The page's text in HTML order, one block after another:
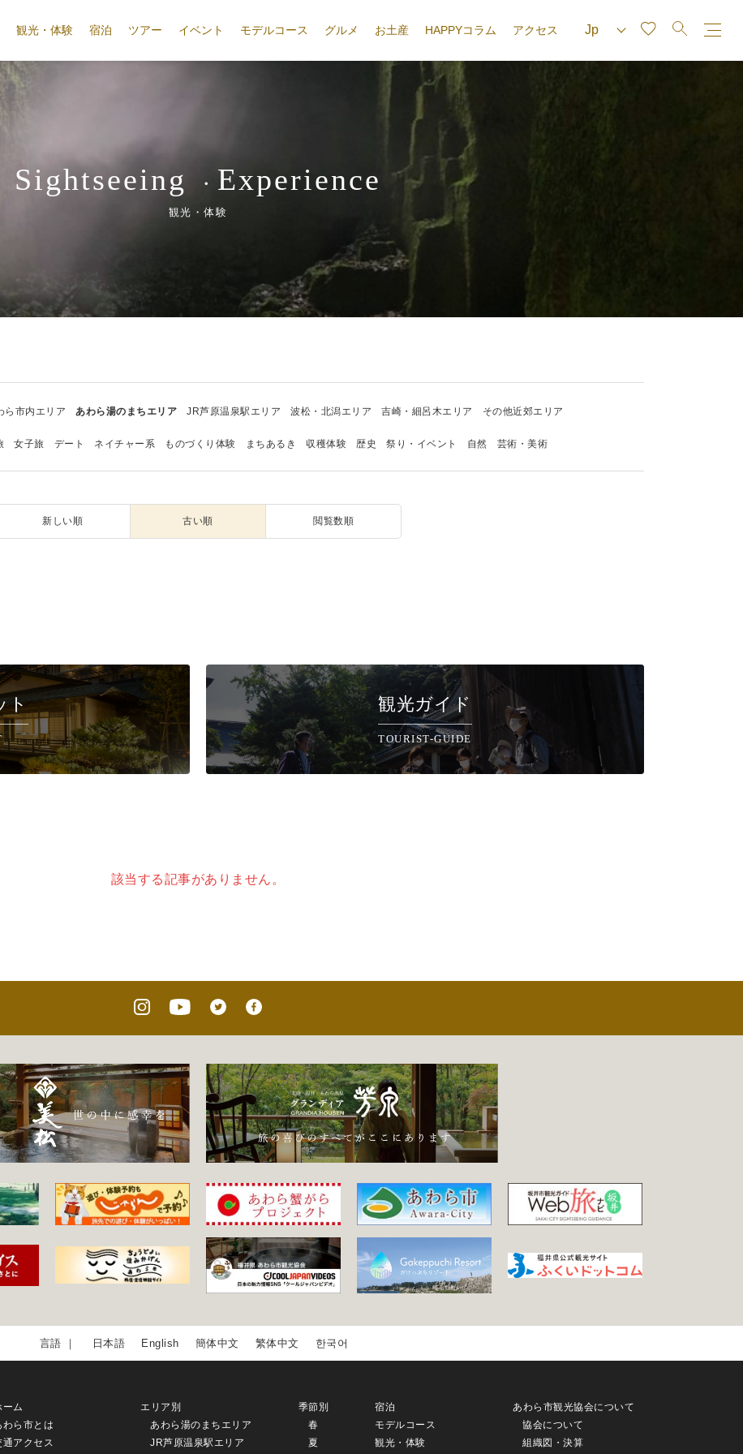
観光・体験 宿泊 ツアー イベント モデルコース グルメ お土産 HAPPYコラム アクセス
Sightseeing ・ Experience
観光・体験
ら市内エリア あわら湯のまちエリア JR芦原温泉駅エリア 波松・北潟エリア 吉崎・細呂木エリア その他近郊エリア
女子旅 デート ネイチャー系 ものづくり体験 まちあるき 収穫体験 歴史 祭り・イベント 自然 芸術・美術
新しい順 古い順 閲覧数順
ト 観光ガイド
TOURIST-GUIDE
該当する記事がありません。
日本語 English 簡体中文 繁体中文 한국어
ーム
わら市とは
通アクセス
エリア別
あわら湯のまちエリア
JR芦原温泉駅エリア
季節別
春
夏
宿泊
モデルコース
観光・体験
あわら市観光協会について
協会について
組織図・決算